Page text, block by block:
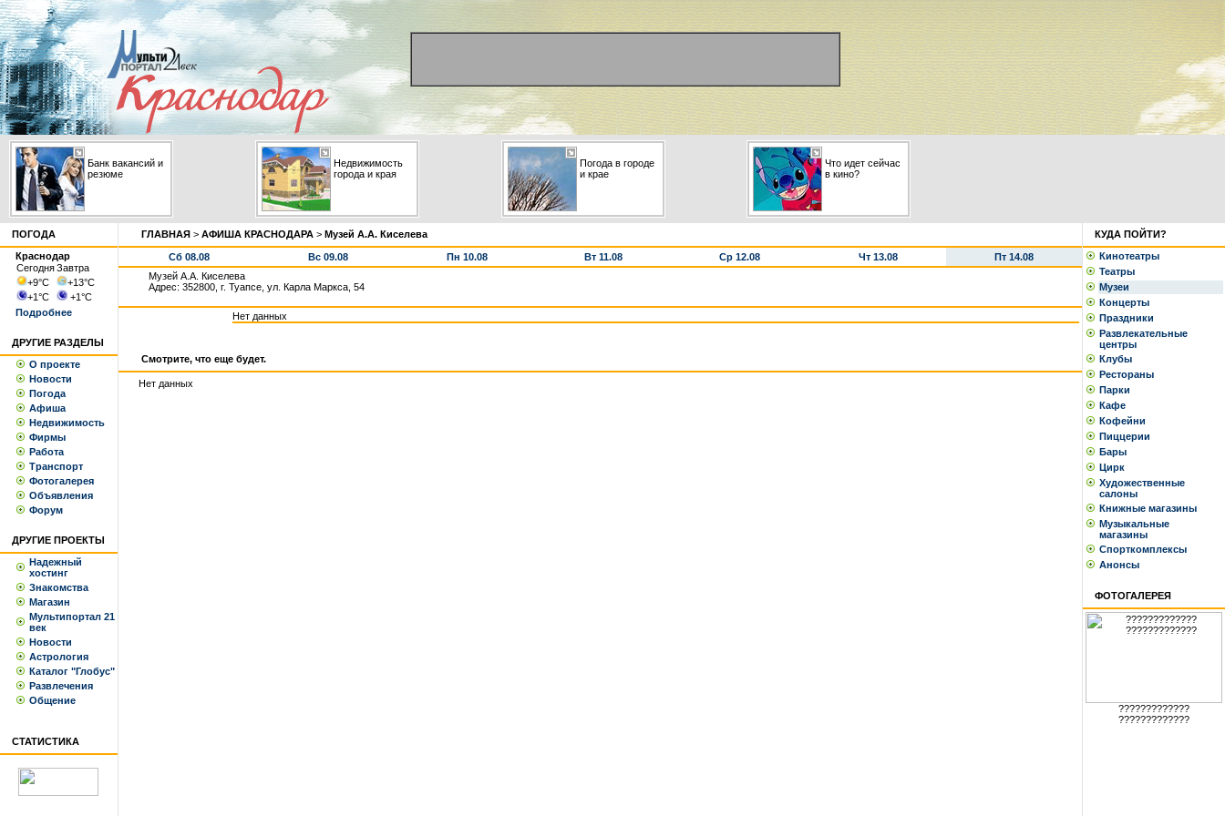
Банк вакансий и
резюме
Недвижимость
города и края
Погода в городе
и крае
Что идет сейчас
в кино?
ПОГОДА
Краснодар
СегодняЗавтра
+9°С +13°С
+1°С +1°С
Подробнее
ДРУГИЕ РАЗДЕЛЫ
О проекте
Новости
Погода
Афиша
Недвижимость
Фирмы
Работа
Транспорт
Фотогалерея
Объявления
Форум
ДРУГИЕ ПРОЕКТЫ
Надежный
хостинг
Знакомства
Магазин
Мультипортал 21
век
Новости
Астрология
Каталог "Глобус"
Развлечения
Общение
СТАТИСТИКА
ГЛАВНАЯ > АФИША КРАСНОДАРА > Музей А.А. Киселева
Сб 08.08 Вс 09.08 Пн 10.08 Вт 11.08 Ср 12.08 Чт 13.08
Пт 14.08
Музей А.А. Киселева
Адрес: 352800, г. Туапсе, ул. Карла Маркса, 54
Нет данных
Смотрите, что еще будет.
Нет данных
КУДА ПОЙТИ?
Кинотеатры
Театры
Музеи
Концерты
Праздники
Развлекательные
центры
Клубы
Рестораны
Парки
Кафе
Кофейни
Пиццерии
Бары
Цирк
Художественные
салоны
Книжные магазины
Музыкальные
магазины
Спорткомплексы
Анонсы
ФОТОГАЛЕРЕЯ
?????????????
?????????????